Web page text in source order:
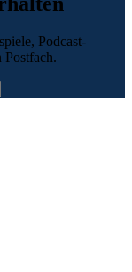
Podcast-